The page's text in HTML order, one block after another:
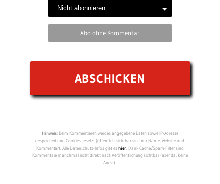
Abo ohne Kommentar
Hinweis:Beim Kommentieren werden angegebene Daten sowie IP-Adresse
gespeichert und Cookies gesetzt (öffentlich sichtbar sind nur Name, Website und
Kommentar). Alle Datenschutz-Infos gibt eshier. Dank Cache/Spam-Filter sind
Kommentare manchmal nicht direkt nach Veröffentlichung sichtbar (aber da, keine
Angst).